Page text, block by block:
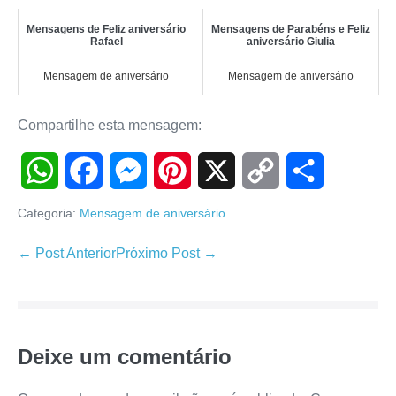
Mensagens de Feliz aniversário
Rafael
Mensagem de aniversário
Mensagens de Parabéns e Feliz
aniversário Giulia
Mensagem de aniversário
Compartilhe esta mensagem:
W
s
A
a
b
o
e
e
n
e
r
X
i
Categoria: Mensagem de aniversário
Navegação
← Post AnteriorPróximo Post →
Deixe um comentário